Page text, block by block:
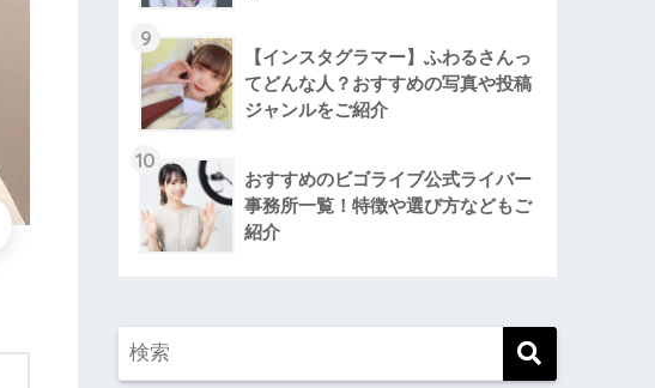
9
【インスタグラマー】ふわるさんっ
てどんな人？おすすめの写真や投稿
ジャンルをご紹介
10
おすすめのビゴライブ公式ライバー
事務所一覧！特徴や選び方などもご
紹介